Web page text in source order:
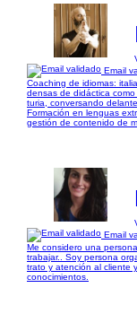
Email
Coaching de idiomas:
densas de didáctica
turia, conversando
Formación en lenguas
gestión de contenido de
Email
Me considero una
trabajar.. Soy persona
trato y atención al cliente
conocimientos.